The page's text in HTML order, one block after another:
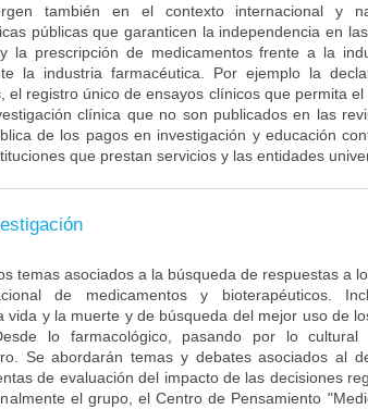
también en el contexto internacional y
públicas que garanticen la independencia en
la prescripción de medicamentos frente a la
la industria farmacéutica. Por ejemplo la
el registro único de ensayos clínicos que permita
clínica que no son publicados en las
de los pagos en investigación y educación
que prestan servicios y las entidades
temas asociados a la búsqueda de respuestas a
de medicamentos y bioterapéuticos.
vida y la muerte y de búsqueda del mejor uso de
lo farmacológico, pasando por lo
Se abordarán temas y debates asociados al
de evaluación del impacto de las decisiones
el grupo, el Centro de Pensamiento